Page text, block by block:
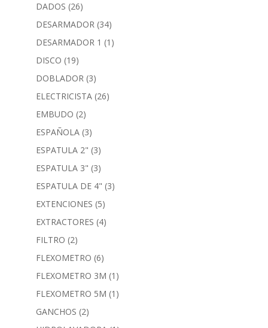
DADOS (26)
DESARMADOR (34)
DESARMADOR 1 (1)
DISCO (19)
DOBLADOR (3)
ELECTRICISTA (26)
EMBUDO (2)
ESPAÑOLA (3)
ESPATULA 2" (3)
ESPATULA 3" (3)
ESPATULA DE 4" (3)
EXTENCIONES (5)
EXTRACTORES (4)
FILTRO (2)
FLEXOMETRO (6)
FLEXOMETRO 3M (1)
FLEXOMETRO 5M (1)
GANCHOS (2)